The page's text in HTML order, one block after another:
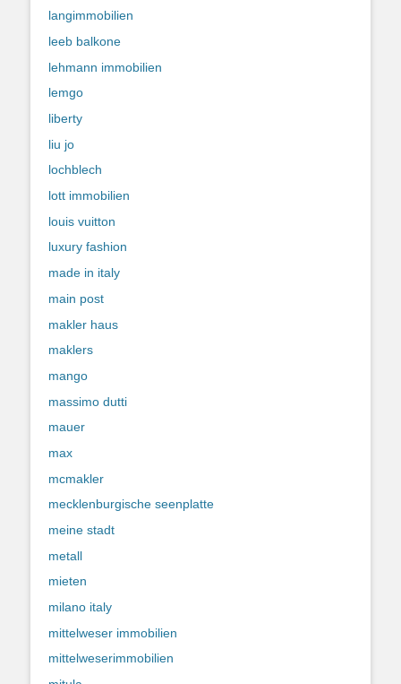
langimmobilien
leeb balkone
lehmann immobilien
lemgo
liberty
liu jo
lochblech
lott immobilien
louis vuitton
luxury fashion
made in italy
main post
makler haus
maklers
mango
massimo dutti
mauer
max
mcmakler
mecklenburgische seenplatte
meine stadt
metall
mieten
milano italy
mittelweser immobilien
mittelweserimmobilien